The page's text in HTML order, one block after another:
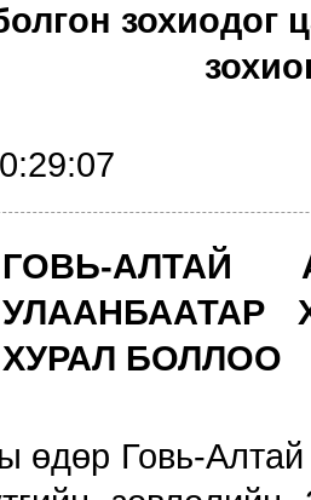
зохиодог
ГОВЬ-
УЛААНБААТАР
ХУРАЛ БОЛЛОО
өдөр Говь-